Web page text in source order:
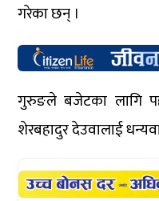
गरेका छन् ।
गुरुङले बजेटका लागि
शेरबहादुर देउवालाई